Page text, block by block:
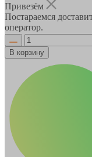
Привезём
Постараемся
оператор.
В корзину